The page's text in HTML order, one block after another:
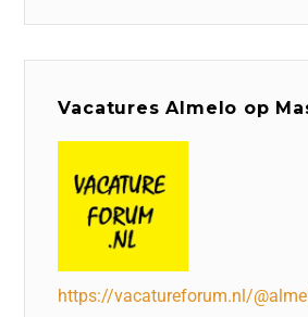
Vacatures Almelo op
https://vacatureforum.nl/